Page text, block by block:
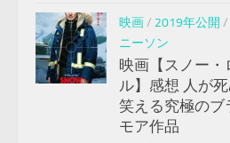
映画/ 2019年公開 /
ニーソン
映画【スノー・
ル】感想 人が
笑える究極のブ
モア作品